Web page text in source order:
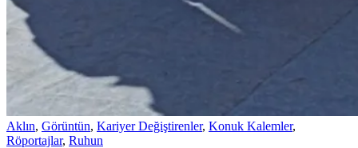
Aklın, Görüntün, Kariyer Değiştirenler, Konuk Kalemler,
Röportajlar, Ruhun